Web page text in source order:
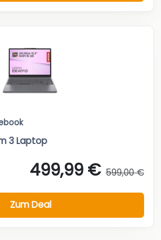
3 Laptop
499,99 € 599,00 €
Zum Deal